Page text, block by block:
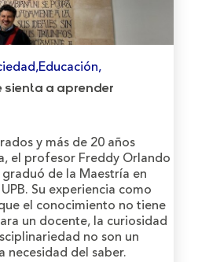
sienta a aprender
y más de 20 años
el profesor Freddy Orlando
de la Maestría en
Su experiencia como
el conocimiento no tiene
un docente, la curiosidad
no son un
necesidad del saber.